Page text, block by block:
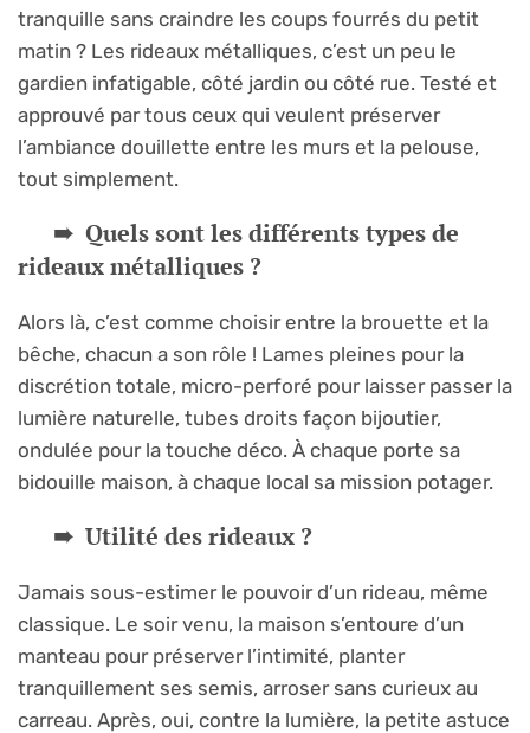
tranquille sans craindre les coups fourrés du petit
matin ? Les rideaux métalliques, c’est un peu le
gardien infatigable, côté jardin ou côté rue. Testé et
approuvé par tous ceux qui veulent préserver
l’ambiance douillette entre les murs et la pelouse,
tout simplement.
Quels sont les différents types de
rideaux métalliques ?
Alors là, c’est comme choisir entre la brouette et la
bêche, chacun a son rôle ! Lames pleines pour la
discrétion totale, micro-perforé pour laisser passer la
lumière naturelle, tubes droits façon bijoutier,
ondulée pour la touche déco. À chaque porte sa
bidouille maison, à chaque local sa mission potager.
Utilité des rideaux ?
Jamais sous-estimer le pouvoir d’un rideau, même
classique. Le soir venu, la maison s’entoure d’un
manteau pour préserver l’intimité, planter
tranquillement ses semis, arroser sans curieux au
carreau. Après, oui, contre la lumière, la petite astuce